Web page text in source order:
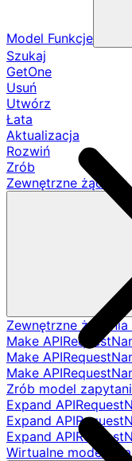
Model Funkcje
Szukaj
GetOne
Usuń
Utwórz
Łata
Aktualizacja
Rozwiń
Zrób
Zewnętrzne
Zewnętrzne
Make
Make
Make
Zrób model
Expand
Expand
Expand
Wirtualne modele